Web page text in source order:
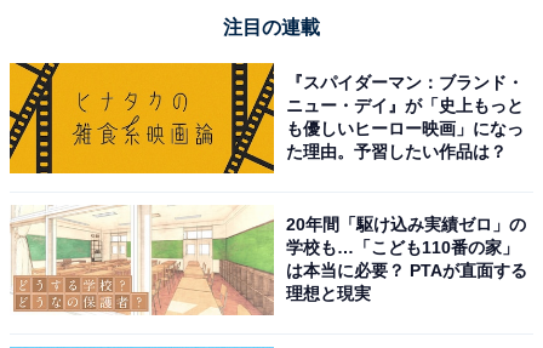
注目の連載
『スパイダーマン：ブランド・
ニュー・デイ』が「史上もっと
も優しいヒーロー映画」になっ
た理由。予習したい作品は？
20年間「駆け込み実績ゼロ」の
学校も…「こども110番の家」
は本当に必要？ PTAが直面する
理想と現実